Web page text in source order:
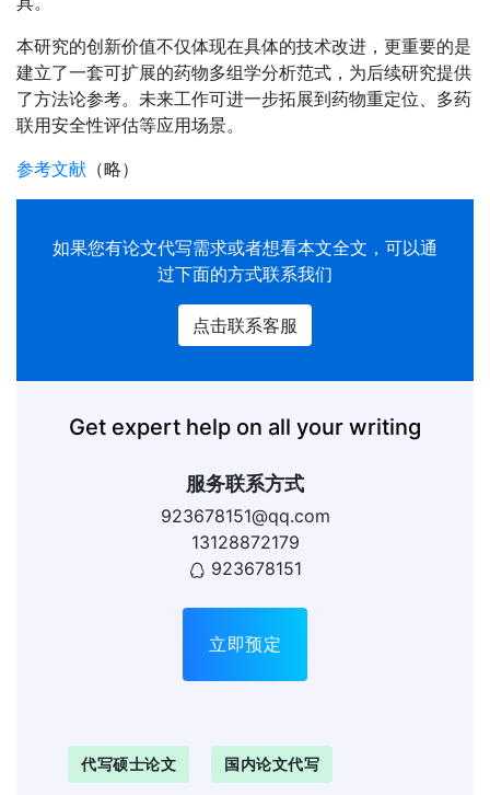
本研究的创新价值不仅体现在具体的技术改进，更重要的是
建立了一套可扩展的药物多组学分析范式，为后续研究提供
了方法论参考。未来工作可进一步拓展到药物重定位、多药
联用安全性评估等应用场景。
参考文献 （略）
如果您有论文代写需求或者想看本文全文，可以通
过下面的方式联系我们
点击联系客服
Get expert help on all your writing
服务联系方式
923678151@qq.com
13128872179
923678151
立即预定
代写硕士论文 国内论文代写